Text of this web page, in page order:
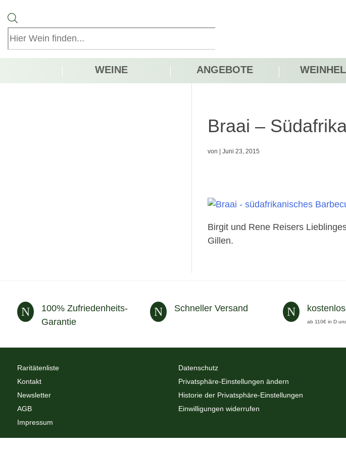
search
WEINE ANGEBOTE
Braai –
von |Juni 23, 2015
Birgit und Rene Reisers
Gillen.
N
100% Zufriedenheits-
Garantie
N Schneller Versand N
ab 110€ in D
Raritätenliste
Kontakt
Newsletter
AGB
Impressum
Datenschutz
Privatsphäre-Einstellungen ändern
Historie der Privatsphäre-Einstellungen
Einwilligungen widerrufen